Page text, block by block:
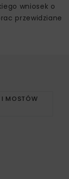
wniosek o
przewidziane
I MOSTÓW